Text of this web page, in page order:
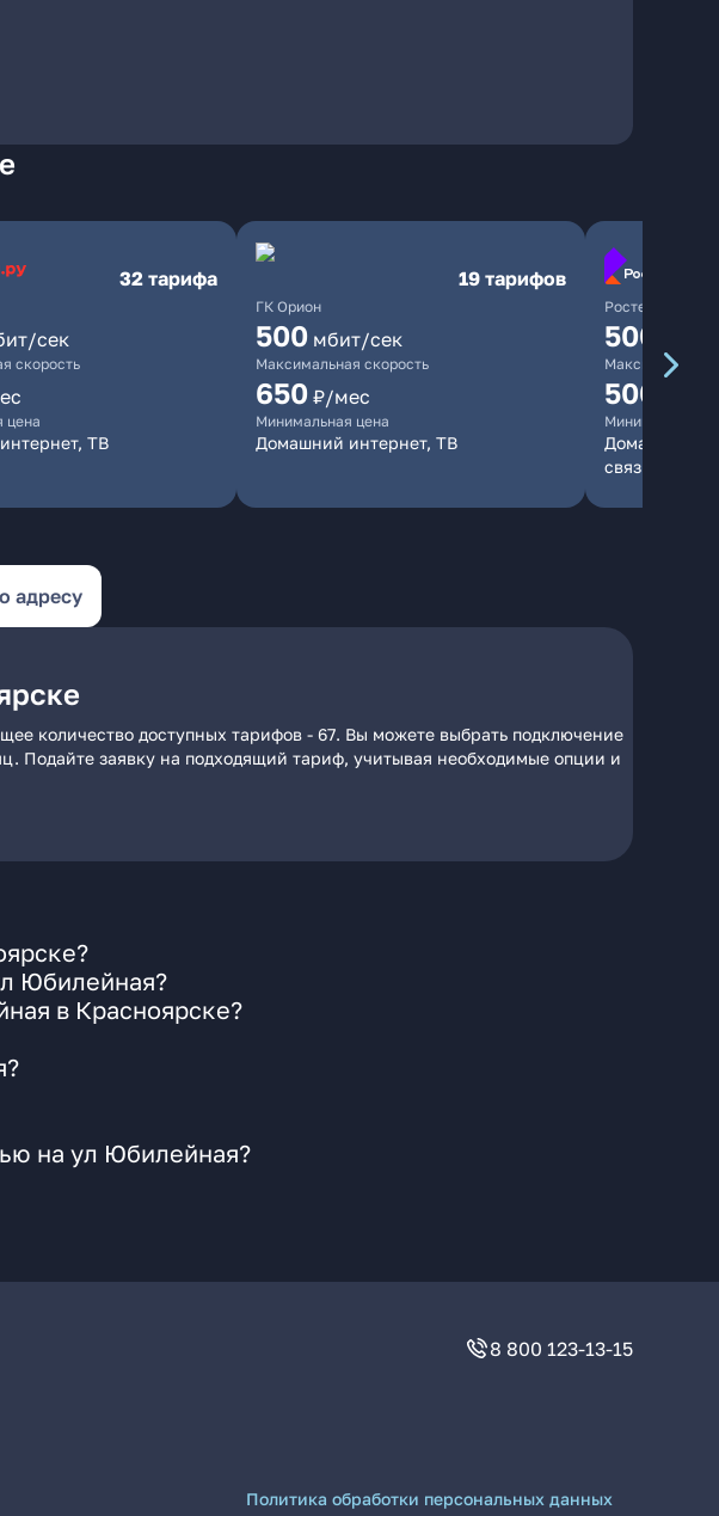
32 тарифа
сек
скорость
цена
ТВ
ГК Орион
19 тарифов
500 мбит/сек
Максимальная скорость
650 ₽/мес
Минимальная цена
Домашний интернет, ТВ
Ростелеком
500
Максимальная
500
Минимальная
Домашний
связь
адресу
количество доступных тарифов - 67. Вы можете выбрать подключение
Подайте заявку на подходящий тариф, учитывая необходимые опции и
Юбилейная?
в Красноярске?
на ул Юбилейная?
8 800 123-13-15
Политика обработки персональных данных